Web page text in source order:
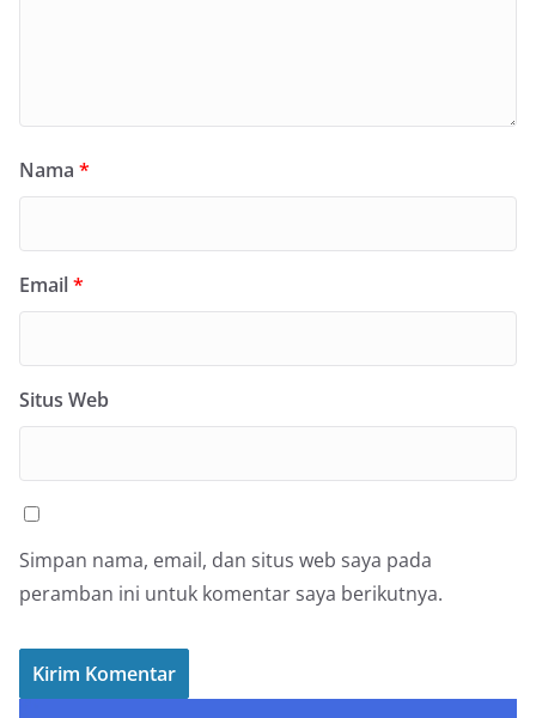
Nama *
Email*
Situs Web
Simpan nama, email, dan situs web saya pada
peramban ini untuk komentar saya berikutnya.